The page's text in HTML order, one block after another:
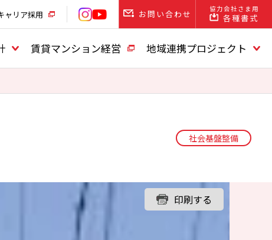
ャリア採用 お問い合わせ 協力会社さま用
各種書式
賃貸マンション経営 地域連携プロジェクト
社会基盤整備
印刷する